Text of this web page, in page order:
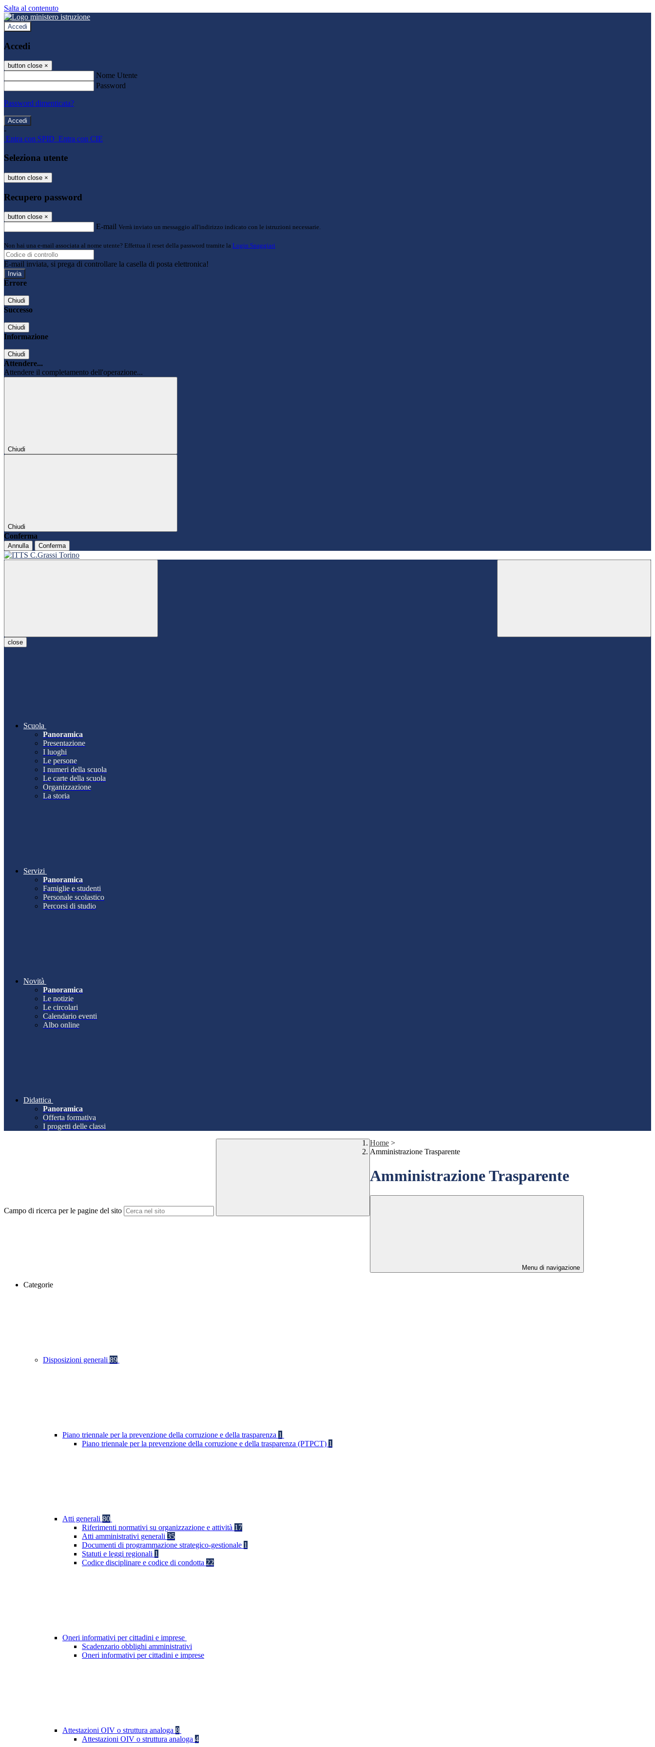
Salta al contenuto
Accedi
Accedi
button close ×
Nome Utente
Password
Password dimenticata?
-
Entra con SPID Entra con CIE
Seleziona utente
button close ×
Recupero password
button close ×
E-mail Verrà inviato un messaggio all'indirizzo indicato con le istruzioni necessarie.
Non hai una e-mail associata al nome utente? Effettua il reset della password tramite la Login Spaggiari
E-mail inviata, si prega di controllare la casella di posta elettronica!
Errore
Chiudi
Successo
Chiudi
Informazione
Chiudi
Attendere...
Attendere il completamento dell'operazione...
Chiudi
Chiudi
Conferma
Annulla Conferma
close
Scuola
Panoramica
Presentazione
I luoghi
Le persone
I numeri della scuola
Le carte della scuola
Organizzazione
La storia
Servizi
Panoramica
Famiglie e studenti
Personale scolastico
Percorsi di studio
Novità
Panoramica
Le notizie
Le circolari
Calendario eventi
Albo online
Didattica
Panoramica
Offerta formativa
I progetti delle classi
Campo di ricerca per le pagine del sito
Home >
Amministrazione Trasparente
Amministrazione Trasparente
Menu di navigazione
Categorie
Disposizioni generali 89
Piano triennale per la prevenzione della corruzione e della trasparenza 1
Piano triennale per la prevenzione della corruzione e della trasparenza (PTPCT) 1
Atti generali 80
Riferimenti normativi su organizzazione e attività 17
Atti amministrativi generali 35
Documenti di programmazione strategico-gestionale 1
Statuti e leggi regionali 1
Codice disciplinare e codice di condotta 22
Oneri informativi per cittadini e imprese
Scadenzario obblighi amministrativi
Oneri informativi per cittadini e imprese
Attestazioni OIV o struttura analoga 8
Attestazioni OIV o struttura analoga 4